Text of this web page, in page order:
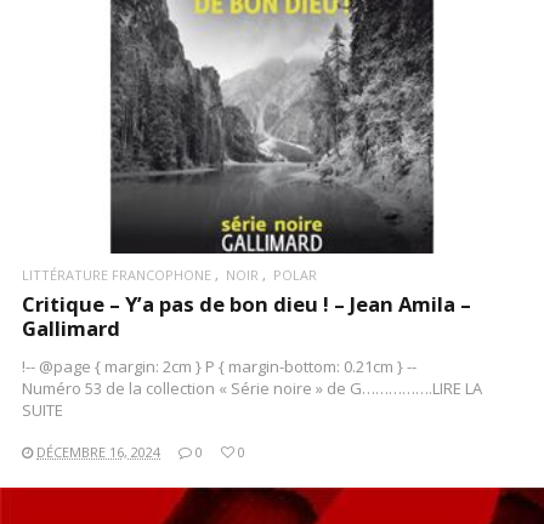
LIRE LA SUITE
LITTÉRATURE FRANCOPHONE NOIR POLAR
Critique – Y’a pas de bon dieu ! – Jean Amila –
Gallimard
!-- @page { margin: 2cm } P { margin-bottom: 0.21cm } --
Numéro 53 de la collection « Série noire » de G…………….LIRE LA
SUITE
DÉCEMBRE 16, 2024 0 0